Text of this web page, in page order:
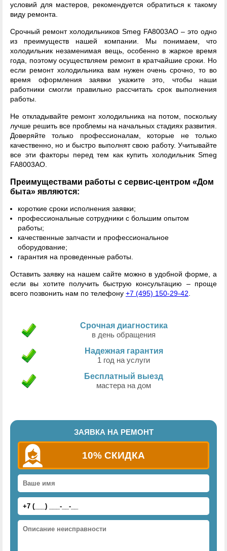
условий для мастеров, рекомендуется обратиться к такому
виду ремонта.
Срочный ремонт холодильников Smeg FA8003AO – это одно
из преимуществ нашей компании. Мы понимаем, что
холодильник незаменимая вещь, особенно в жаркое время
года, поэтому осуществляем ремонт в кратчайшие сроки. Но
если ремонт холодильника вам нужен очень срочно, то во
время оформления заявки укажите это, чтобы наши
работники смогли правильно рассчитать срок выполнения
работы.
Не откладывайте ремонт холодильника на потом, поскольку
лучше решить все проблемы на начальных стадиях развития.
Доверяйте только профессионалам, которые не только
качественно, но и быстро выполнят свою работу. Учитывайте
все эти факторы перед тем как купить холодильник Smeg
FA8003AO.
Преимуществами работы с сервис-центром «Дом
быта» являются:
короткие сроки исполнения заявки;
профессиональные сотрудники с большим опытом
работы;
качественные запчасти и профессиональное
оборудование;
гарантия на проведенные работы.
Оставить заявку на нашем сайте можно в удобной форме, а
если вы хотите получить быструю консультацию – проще
всего позвонить нам по телефону +7 (495) 150-29-42
Срочная диагностика
в день обращения
Надежная гарантия
1 год на услуги
Бесплатный выезд
мастера на дом
ЗАЯВКА НА РЕМОНТ
10% СКИДКА